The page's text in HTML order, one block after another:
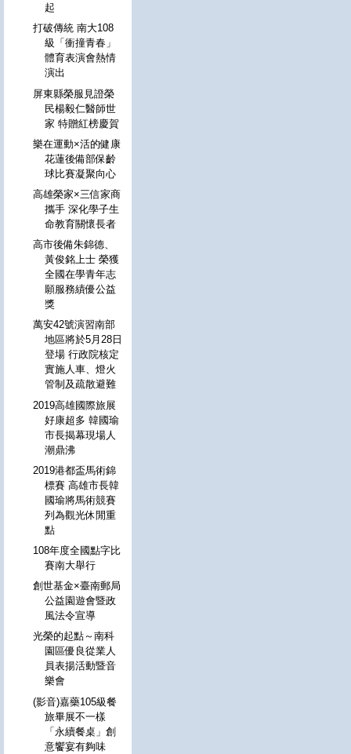
起
打破傳統 南大108
級「衝撞青春」
體育表演會熱情
演出
屏東縣榮服見證榮
民楊毅仁醫師世
家 特贈紅榜慶賀
樂在運動×活的健康
花蓮後備部保齡
球比賽凝聚向心
高雄榮家×三信家商
攜手 深化學子生
命教育關懷長者
高市後備朱錦德、
黃俊銘上士 榮獲
全國在學青年志
願服務績優公益
獎
萬安42號演習南部
地區將於5月28日
登場 行政院核定
實施人車、燈火
管制及疏散避難
2019高雄國際旅展
好康超多 韓國瑜
市長揭幕現場人
潮鼎沸
2019港都盃馬術錦
標賽 高雄市長韓
國瑜將馬術競賽
列為觀光休閒重
點
108年度全國點字比
賽南大舉行
創世基金×臺南郵局
公益園遊會暨政
風法令宣導
光榮的起點～南科
園區優良從業人
員表揚活動暨音
樂會
(影音)嘉藥105級餐
旅畢展不一樣
「永續餐桌」創
意饗宴有夠味